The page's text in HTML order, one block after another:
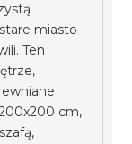
miasto
Ten
cm,